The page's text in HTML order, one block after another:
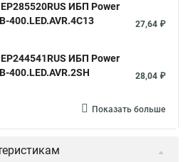
ИБП Power
400.LED.AVR.4C13
27,64 ₽
ИБП Power
400.LED.AVR.2SH
28,04 ₽
Показать больше